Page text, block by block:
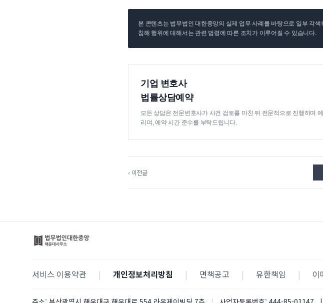
본 콘텐츠는 법무법인 대한중앙의 실제 업무 사례를 바탕으로 일부 각
침해 행위에 대해서는 관련 법령에 따른 조치가 이루어질 수 있습니다.
기업 변호사
법률상담예약
모든 상담은 전문변호사가 사건 검토를 마친 뒤 전문적으로 진행하며
리며, 예약 시간 준수를 부탁드립니다.
‹ 이전글
서비스 이용약관 | 개인정보처리방침 | 면책공고 | 유한책임 | 이